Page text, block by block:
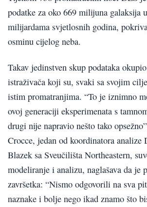
podatke za oko 669 milijuna galaksija
milijardama svjetlosnih godina,
osminu cijelog neba.
Takav jedinstven skup podataka
istraživača koji su, svaki sa svojim
istim promatranjima. “To je iznimno
ovoj generaciji eksperimenata s
drugi nije napravio nešto tako
Crocce, jedan od koordinatora analize
Blazek sa Sveučilišta Northeastern,
modeliranje i analizu, naglašava da je
završetka: “Nismo odgovorili na sva
naznake i bolje nego ikad znamo što